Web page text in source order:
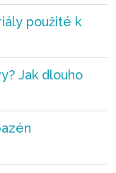
použité k
Jak dlouho